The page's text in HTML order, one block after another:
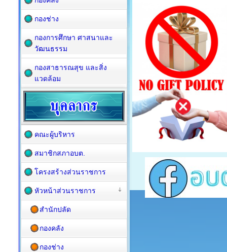
กองช่าง
กองการศึกษา ศาสนาและ
วัฒนธรรม
กองสาธารณสุข และสิ่ง
แวดล้อม
คณะผู้บริหาร
สมาชิกสภาอบต.
โครงสร้างส่วนราชการ
หัวหน้าส่วนราชการ
สำนักปลัด
กองคลัง
กองช่าง